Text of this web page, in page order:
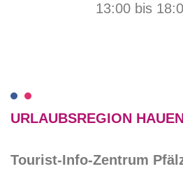
13:00 bis
URLAUBSREGION
Tourist-Info-Zentrum